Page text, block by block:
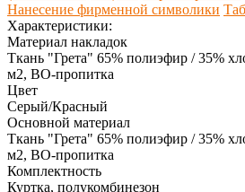
Нанесение фирменной символики
Характеристики:
Материал накладок
Ткань "Грета" 65% полиэфир / 35%
м2, ВО-пропитка
Цвет
Серый/Красный
Основной материал
Ткань "Грета" 65% полиэфир / 35%
м2, ВО-пропитка
Комплектность
Куртка, полукомбинезон